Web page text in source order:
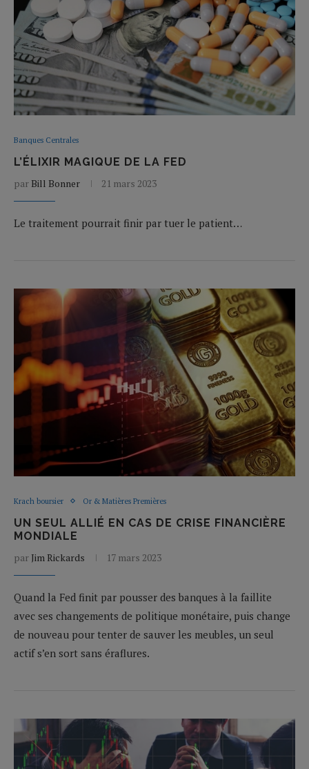
Banques Centrales
L’ÉLIXIR MAGIQUE DE LA FED
par Bill Bonner 21 mars 2023
Le traitement pourrait finir par tuer le patient…
Krach boursier Or & Matières Premières
UN SEUL ALLIÉ EN CAS DE CRISE FINANCIÈRE
MONDIALE
par Jim Rickards 17 mars 2023
Quand la Fed finit par pousser des banques à la faillite
avec ses changements de politique monétaire, puis change
de nouveau pour tenter de sauver les meubles, un seul
actif s’en sort sans éraflures.